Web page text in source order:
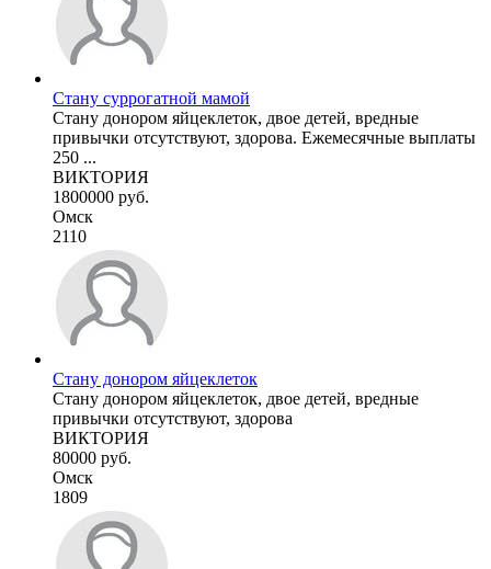
Стану суррогатной мамой
Стану донором яйцеклеток, двое детей, вредные
привычки отсутствуют, здорова. Ежемесячные выплаты
250 ...
ВИКТОРИЯ
1800000 руб.
Омск
2110
Стану донором яйцеклеток
Стану донором яйцеклеток, двое детей, вредные
привычки отсутствуют, здорова
ВИКТОРИЯ
80000 руб.
Омск
1809